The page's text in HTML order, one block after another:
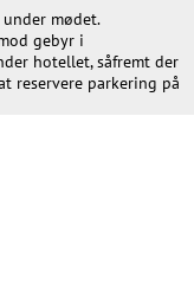
under mødet.
gebyr i
hotellet, såfremt der
reservere parkering på